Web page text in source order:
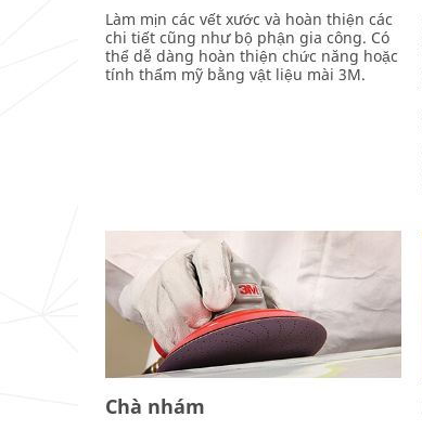
Làm mịn các vết xước và hoàn thiện các
chi tiết cũng như bộ phận gia công. Có
thể dễ dàng hoàn thiện chức năng hoặc
tính thẩm mỹ bằng vật liệu mài 3M.
Chà nhám